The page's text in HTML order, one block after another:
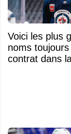
Voici les plus
noms
contrat dans